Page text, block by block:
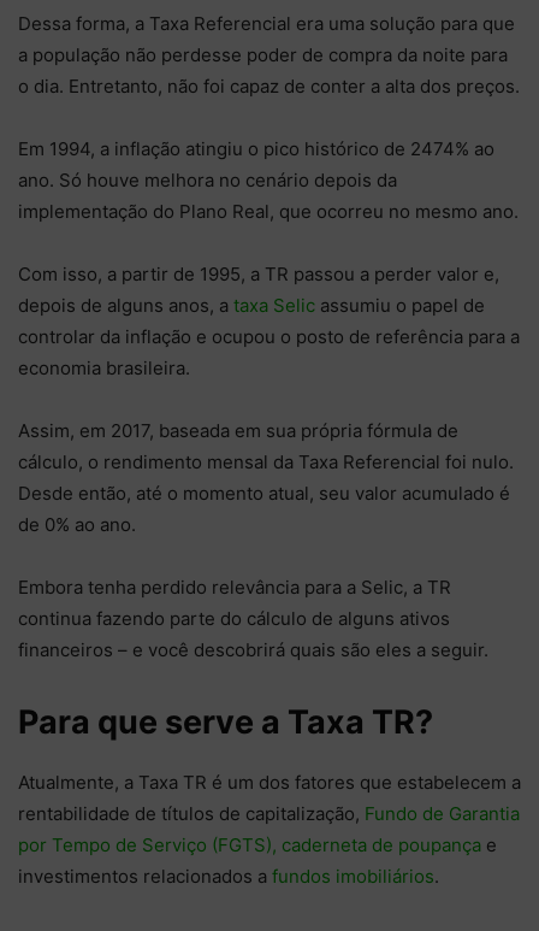
Dessa forma, a Taxa Referencial era uma solução para que
a população não perdesse poder de compra da noite para
o dia. Entretanto, não foi capaz de conter a alta dos preços.
Em 1994, a inflação atingiu o pico histórico de 2474% ao
ano. Só houve melhora no cenário depois da
implementação do Plano Real, que ocorreu no mesmo ano.
Com isso, a partir de 1995, a TR passou a perder valor e,
depois de alguns anos, a taxa Selic assumiu o papel de
controlar da inflação e ocupou o posto de referência para a
economia brasileira.
Assim, em 2017, baseada em sua própria fórmula de
cálculo, o rendimento mensal da Taxa Referencial foi nulo.
Desde então, até o momento atual, seu valor acumulado é
de 0% ao ano.
Embora tenha perdido relevância para a Selic, a TR
continua fazendo parte do cálculo de alguns ativos
financeiros – e você descobrirá quais são eles a seguir.
Para que serve a Taxa TR?
Atualmente, a Taxa TR é um dos fatores que estabelecem a
rentabilidade de títulos de capitalização, Fundo de Garantia
por Tempo de Serviço (FGTS), caderneta de poupança e
investimentos relacionados a fundos imobiliários.